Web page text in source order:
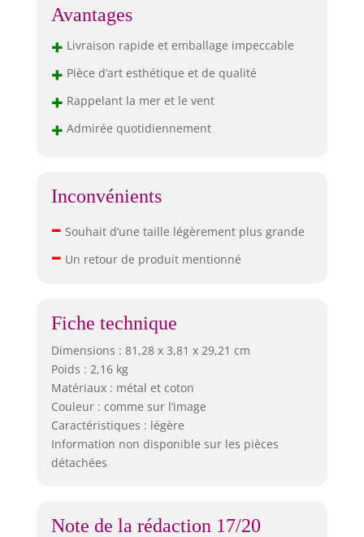
Avantages
+ Livraison rapide et emballage impeccable
+ Pièce d’art esthétique et de qualité
+ Rappelant la mer et le vent
+ Admirée quotidiennement
Inconvénients
– Souhait d’une taille légèrement plus grande
– Un retour de produit mentionné
Fiche technique
Dimensions : 81,28 x 3,81 x 29,21 cm
Poids : 2,16 kg
Matériaux : métal et coton
Couleur : comme sur l’image
Caractéristiques : légère
Information non disponible sur les pièces
détachées
Note de la rédaction 17/20